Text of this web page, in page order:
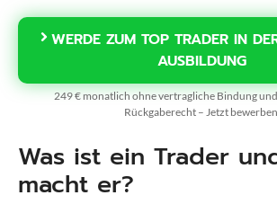
WERDE ZUM TOP TRADER IN
AUSBILDUNG
249 € monatlich ohne vertragliche Bindung
Rückgaberecht – Jetzt bewerben
Was ist ein Trader
macht er?